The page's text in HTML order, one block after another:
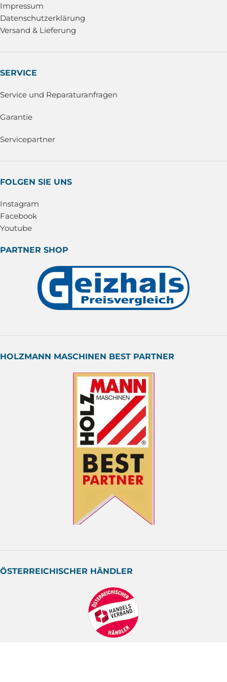
Impressum
Datenschutzerklärung
Versand & Lieferung
SERVICE
Service und Reparaturanfragen
Garantie
Servicepartner
FOLGEN SIE UNS
Instagram
Facebook
Youtube
PARTNER SHOP
HOLZMANN MASCHINEN BEST PARTNER
ÖSTERREICHISCHER HÄNDLER